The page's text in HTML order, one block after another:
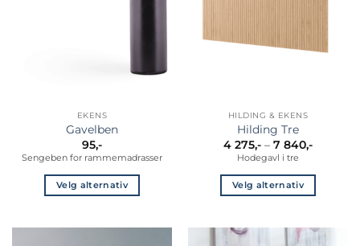
EKENS
Gavelben
95,-
Sengeben for rammemadrasser
Velg alternativ
HILDING & EKENS
Hilding Tre
4 275,- – 7 840,-
til
840,-
Hodegavl i tre
Velg alternativ